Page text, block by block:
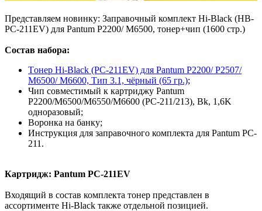
Представляем новинку: Заправочный комплект Hi-Black (HB-
PC-211EV) для Pantum P2200/ M6500, тонер+чип (1600 стр.)
Состав набора:
Tонер Hi-Black (PC-211EV) для Pantum P2200/ P2507/
M6500/ M6600, Тип 3.1, чёрный (65 гр.);
Чип совместимый к картриджу Pantum
P2200/M6500/M6550/M6600 (PC-211/213), Bk, 1,6K
одноразовый;
Воронка на банку;
Инструкция для заправочного комплекта для Pantum PC-
211.
Картридж: Pantum PC-211EV
Входящий в состав комплекта тонер представлен в
ассортименте Hi-Black также отдельной позицией.